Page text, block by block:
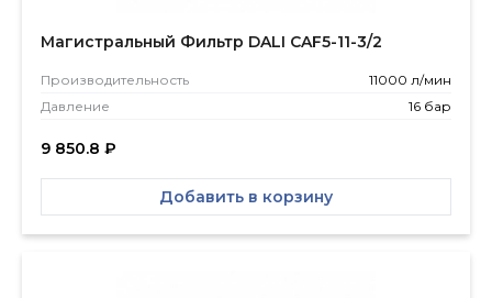
Магистральный Фильтр DALI CAF5-11-3/2
Производитель­ность
11000 л/мин
Давление
16 бар
9 850.8 ₽
Добавить в корзину